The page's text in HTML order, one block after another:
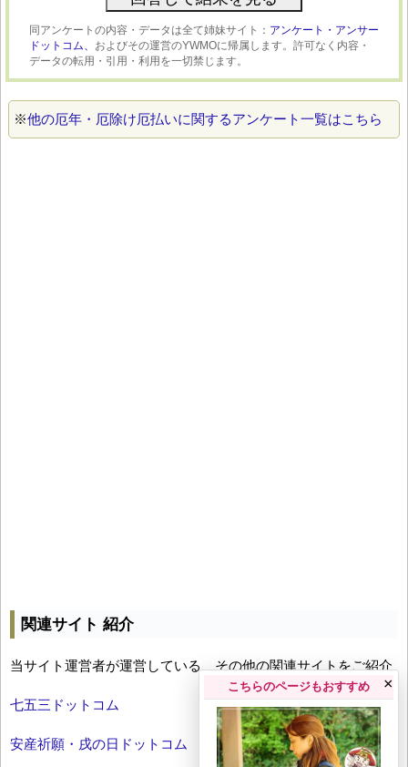
同アンケートの内容・データは全て姉妹サイト： アンケート・アンサー
ドットコム、 およびその運営のYWMOに帰属します。許可なく内容・
データの転用・引用・利用を一切禁じます。
※他の厄年・厄除け厄払いに関するアンケート一覧はこちら
関連サイト 紹介
当サイト運営者が運営している、その他の関連サイトをご紹介
七五三ドットコム
安産祈願・戌の日ドットコム
こちらのページもおすすめ ×